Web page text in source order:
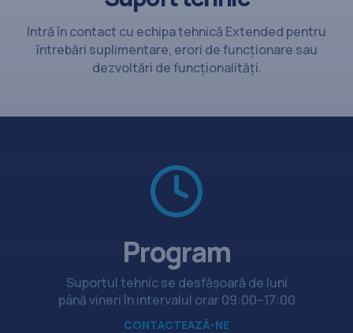
Intră în contact cu echipa tehnică Extended pentru
întrebări suplimentare, erori de funcționare sau
dezvoltări de funcționalități.
Program
Suportul tehnic se desfășoară de luni
până vineri în intervalul orar 09:00–17:00
CONTACTEAZĂ-NE